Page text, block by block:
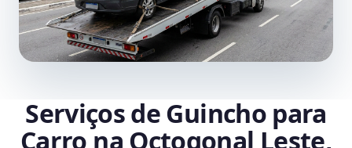
Serviços de Guincho para
Carro na Octogonal Leste,